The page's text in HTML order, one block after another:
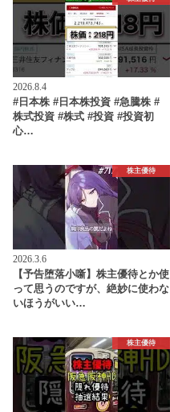
2026.8.4
#日本株 #日本株投資 #急騰株 #
株式投資 #株式 #投資 #投資初
心…
株主優待
2026.3.6
【予告堕落小噺】株主優待とか使
って思うのですが、絶妙に使わな
いほうがいい…
株主優待